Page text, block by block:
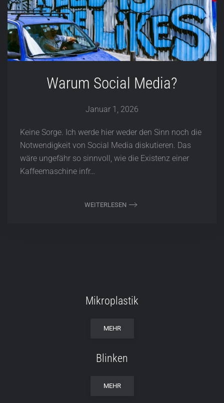
Warum Social Media?
Januar 1, 2026
Keine Sorge. Ich werde hier weder den Sinn noch die
Notwendigkeit von Social Media diskutieren. Das
wäre ungefähr so sinnvoll, wie die Existenz einer
Kaffeemaschine infr…
WEITERLESEN
Mikroplastik
MEHR
Blinken
MEHR